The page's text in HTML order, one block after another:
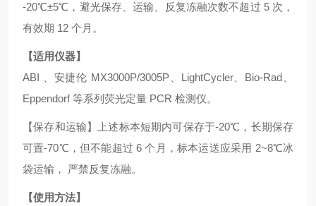
-20℃±5℃，避光保存、运输、反复冻融次数不超过 5 次，
有效期 12 个月。
【适用仪器】
ABI 、安捷伦 MX3000P/3005P、LightCycler、Bio-Rad、
Eppendorf 等系列荧光定量 PCR 检测仪。
【保存和运输】上述标本短期内可保存于-20℃，长期保存
可置-70℃，但不能超过 6 个月，标本运送应采用 2~8℃冰
袋运输， 严禁反复冻融。
【使用方法】